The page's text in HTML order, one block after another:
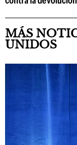
MÁS
UNIDOS